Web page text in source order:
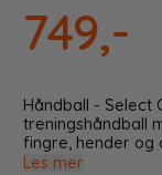
749,-
Håndball - Select
treningshåndball
fingre, hender og
og skuddtrening
Les mer